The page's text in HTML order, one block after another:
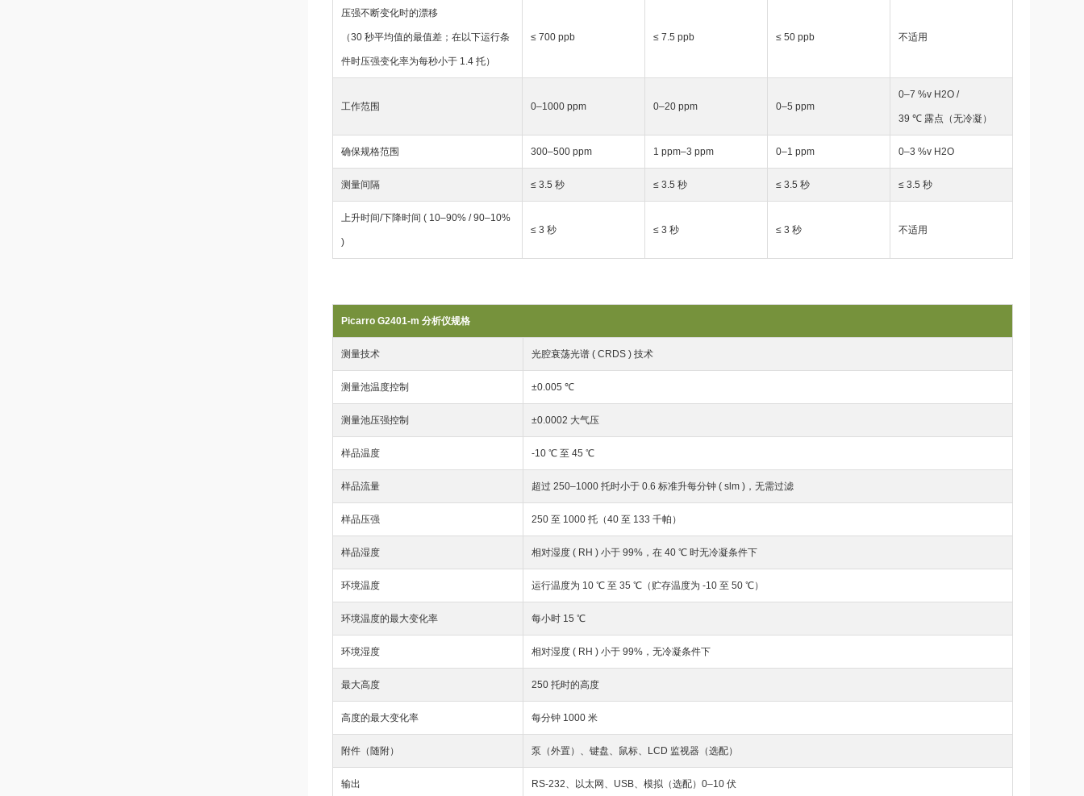
压强不断变化时的漂移
（30 秒平均值的最值差；在以下运行条
件时压强变化率为每秒小于 1.4 托）
≤ 700 ppb ≤ 7.5 ppb ≤ 50 ppb 不适用
工作范围 0–1000 ppm 0–20 ppm 0–5 ppm
0–7 %v H2O /
39 ℃ 露点（无冷凝）
确保规格范围 300–500 ppm 1 ppm–3 ppm 0–1 ppm 0–3 %v H2O
测量间隔 ≤ 3.5 秒 ≤ 3.5 秒 ≤ 3.5 秒 ≤ 3.5 秒
上升时间/下降时间 ( 10–90% / 90–10%
)
≤ 3 秒 ≤ 3 秒 ≤ 3 秒 不适用
Picarro G2401-m 分析仪规格
测量技术 光腔衰荡光谱 ( CRDS ) 技术
测量池温度控制 ±0.005 ℃
测量池压强控制 ±0.0002 大气压
样品温度 -10 ℃ 至 45 ℃
样品流量 超过 250–1000 托时小于 0.6 标准升每分钟 ( slm )，无需过滤
样品压强 250 至 1000 托（40 至 133 千帕）
样品湿度 相对湿度 ( RH ) 小于 99%，在 40 ℃ 时无冷凝条件下
环境温度 运行温度为 10 ℃ 至 35 ℃（贮存温度为 -10 至 50 ℃）
环境温度的最大变化率 每小时 15 ℃
环境湿度 相对湿度 ( RH ) 小于 99%，无冷凝条件下
最大高度 250 托时的高度
高度的最大变化率 每分钟 1000 米
附件（随附） 泵（外置）、键盘、鼠标、LCD 监视器（选配）
输出 RS-232、以太网、USB、模拟（选配）0–10 伏